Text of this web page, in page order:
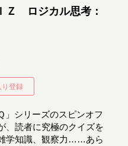
Ｚ ロジカル思考：
り登録
」シリーズのスピンオフ
、読者に究極のクイズを
学知識、観察力……あら